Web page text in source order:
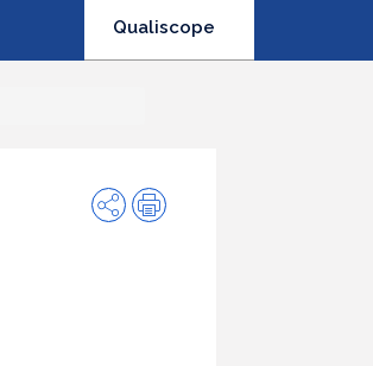
Qualiscope(élément
PartagerImpression